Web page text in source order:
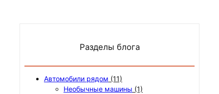
Разделы блога
Автомобили рядом (11)
Необычные машины (1)